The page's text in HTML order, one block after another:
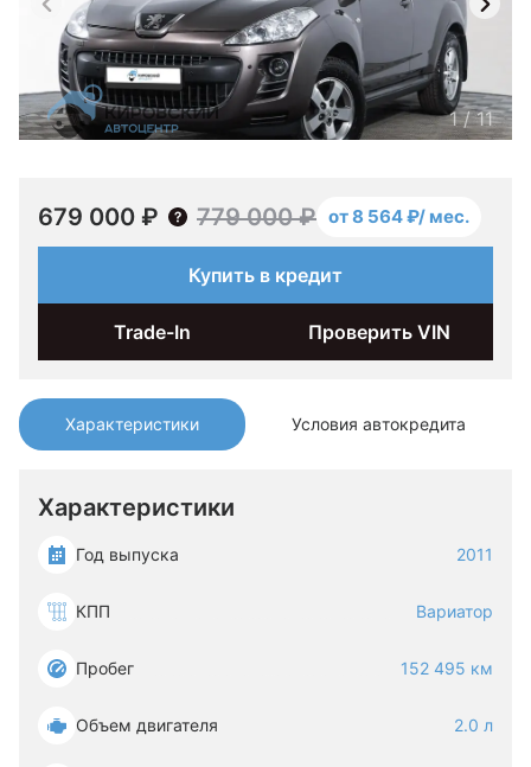
Характеристики Условия автокредита
Характеристики
Год выпуска 2011
КПП Вариатор
Пробег 152 495 км
Объем двигателя 2.0 л
1/11
679 000 ₽ 779 000 ₽ от 8 564 ₽/ мес.
Купить в кредит
Trade-In Проверить VIN